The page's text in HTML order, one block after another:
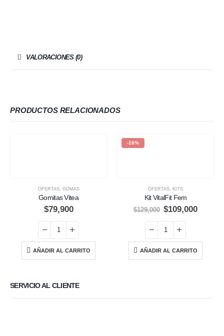
VALORACIONES (0)
PRODUCTOS RELACIONADOS
OFERTAS, GOMAS
Gomitas Vitea
$79,900
AÑADIR AL CARRITO
-16%
OFERTAS, KITS
Kit VitalFit Fem
$129,000 $109,000
AÑADIR AL CARRITO
SERVICIO AL CLIENTE